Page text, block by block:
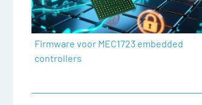
Firmware voor MEC1723 embedded
controllers